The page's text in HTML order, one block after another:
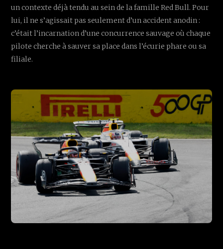
un contexte déjà tendu au sein de la famille Red Bull. Pour
lui, il ne s’agissait pas seulement d’un accident anodin :
c’était l’incarnation d’une concurrence sauvage où chaque
pilote cherche à sauver sa place dans l’écurie phare ou sa
filiale.